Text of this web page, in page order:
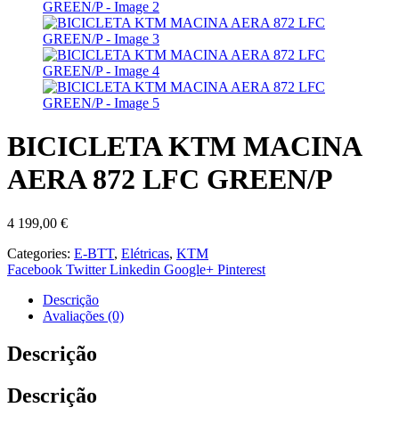
BICICLETA KTM MACINA
AERA 872 LFC GREEN/P
4 199,00 €
Categories: E-BTT, Elétricas, KTM
Facebook Twitter Linkedin Google+ Pinterest
Descrição
Avaliações (0)
Descrição
Descrição